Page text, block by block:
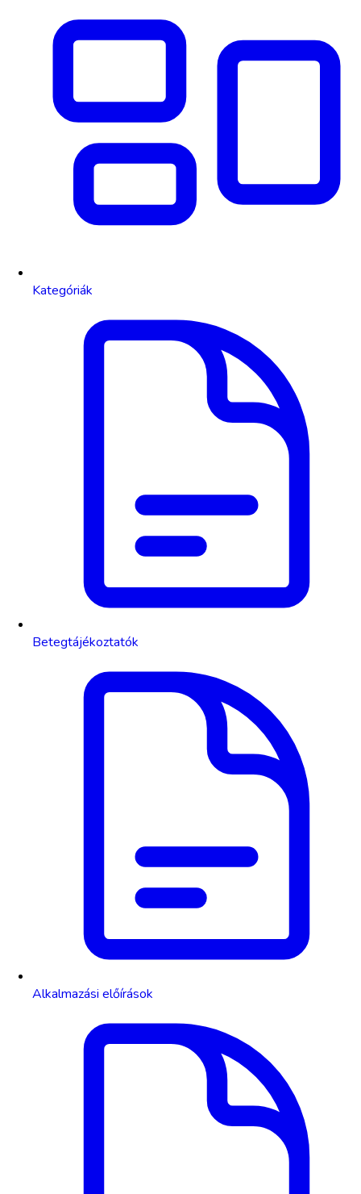
Kategóriák
Betegtájékoztatók
Alkalmazási előírások